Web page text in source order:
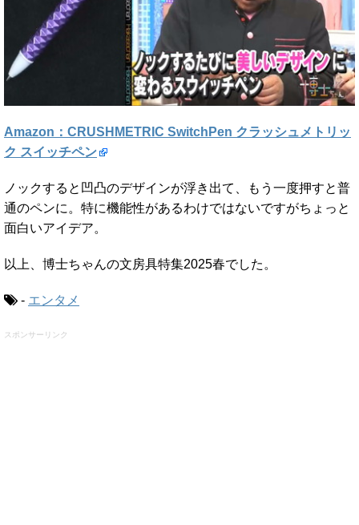
Amazon：CRUSHMETRIC SwitchPen クラッシュメトリッ
ク スイッチペン
ノックすると凹凸のデザインが浮き出て、もう一度押すと普
通のペンに。特に機能性があるわけではないですがちょっと
面白いアイデア。
以上、博士ちゃんの文房具特集2025春でした。
- エンタメ
スポンサーリンク